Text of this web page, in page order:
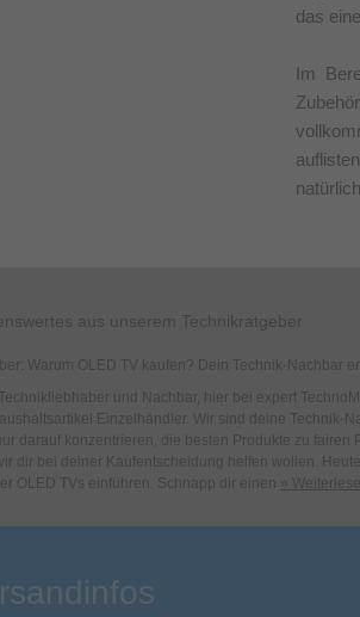
das
Im
aus unserem Technikratgeber
Warum OLED TV kaufen? Dein Technik-Nachbar
und Nachbar, hier bei expert
Einzelhändler. Wir sind deine Technik-
darauf konzentrieren, die besten Produkte zu fairen
dir bei deiner Kaufentscheidung helfen wollen.
OLED TVs einführen. Schnapp dir einen
»